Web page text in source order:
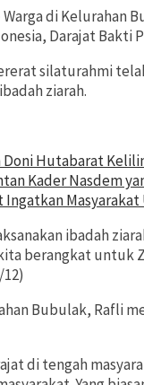
Warga di Kelurahan
Darajat
silaturahmi
ziarah.
Doni Hutabarat
Kader Nasdem
ibadah
berangkat untuk
Bubulak, Rafli
di tengah